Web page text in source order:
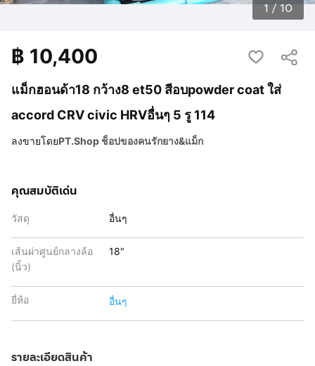
1 / 10
แม็กฮอนด้า18 กว้าง8 et50 สีอบpowder coat ใส่
accord CRV civic HRVอื่นๆ 5 รู 114
฿ 10,400
ลงขายโดยPT.Shop ช็อปของคนรักยาง&แม็ก
คุณสมบัติเด่น
วัสดุ อื่นๆ
เส้นผ่าศูนย์กลางล้อ
(นิ้ว)
18"
ยี่ห้อ อื่นๆ
รายละเอียดสินค้า